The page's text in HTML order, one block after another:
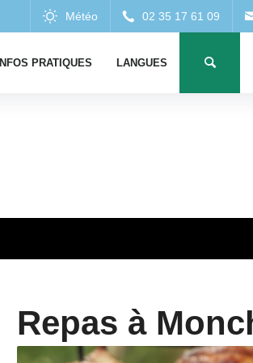
INFOS PRATIQUES LANGUES
Repas à